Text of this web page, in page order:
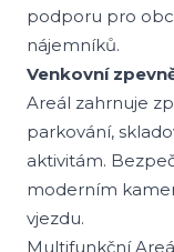
podporu pro
nájemníků.
Venkovní
Areál zahrnuje
parkování,
aktivitám.
moderním
vjezdu.
Multifunkční